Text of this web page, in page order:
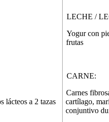
lácteos a 2 tazas
LECHE /
Yogur con
frutas
CARNE:
Carnes
cartílago,
conjuntivo